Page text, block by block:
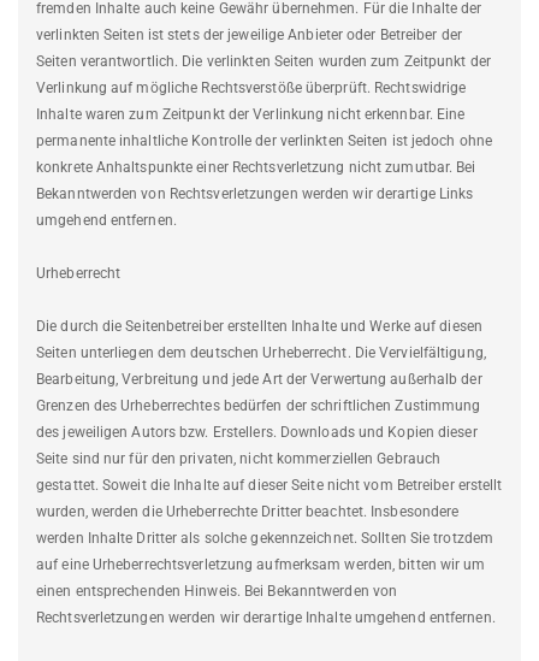
fremden Inhalte auch keine Gewähr übernehmen. Für die Inhalte der
verlinkten Seiten ist stets der jeweilige Anbieter oder Betreiber der
Seiten verantwortlich. Die verlinkten Seiten wurden zum Zeitpunkt der
Verlinkung auf mögliche Rechtsverstöße überprüft. Rechtswidrige
Inhalte waren zum Zeitpunkt der Verlinkung nicht erkennbar. Eine
permanente inhaltliche Kontrolle der verlinkten Seiten ist jedoch ohne
konkrete Anhaltspunkte einer Rechtsverletzung nicht zumutbar. Bei
Bekanntwerden von Rechtsverletzungen werden wir derartige Links
umgehend entfernen.
Urheberrecht
Die durch die Seitenbetreiber erstellten Inhalte und Werke auf diesen
Seiten unterliegen dem deutschen Urheberrecht. Die Vervielfältigung,
Bearbeitung, Verbreitung und jede Art der Verwertung außerhalb der
Grenzen des Urheberrechtes bedürfen der schriftlichen Zustimmung
des jeweiligen Autors bzw. Erstellers. Downloads und Kopien dieser
Seite sind nur für den privaten, nicht kommerziellen Gebrauch
gestattet. Soweit die Inhalte auf dieser Seite nicht vom Betreiber erstellt
wurden, werden die Urheberrechte Dritter beachtet. Insbesondere
werden Inhalte Dritter als solche gekennzeichnet. Sollten Sie trotzdem
auf eine Urheberrechtsverletzung aufmerksam werden, bitten wir um
einen entsprechenden Hinweis. Bei Bekanntwerden von
Rechtsverletzungen werden wir derartige Inhalte umgehend entfernen.